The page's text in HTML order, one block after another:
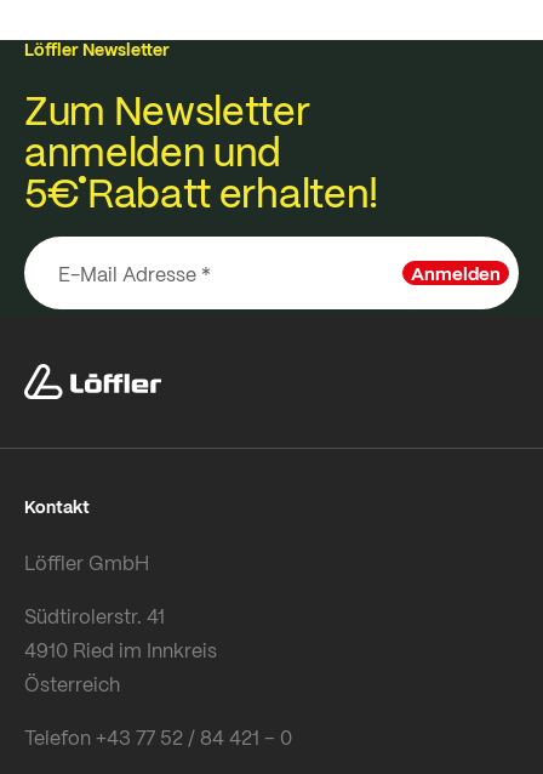
Löffler Newsletter
Zum Newsletter
anmelden und
5€Rabatt erhalten!
Anmelden
Kontakt
Löffler GmbH
Südtirolerstr. 41
4910 Ried im Innkreis
Österreich
Telefon +43 77 52 / 84 421 – 0